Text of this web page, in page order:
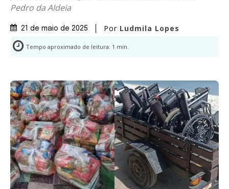
Pedro da Aldeia
21 de maio de 2025 Por Ludmila Lopes
Tempo aproximado de leitura: 1 min.